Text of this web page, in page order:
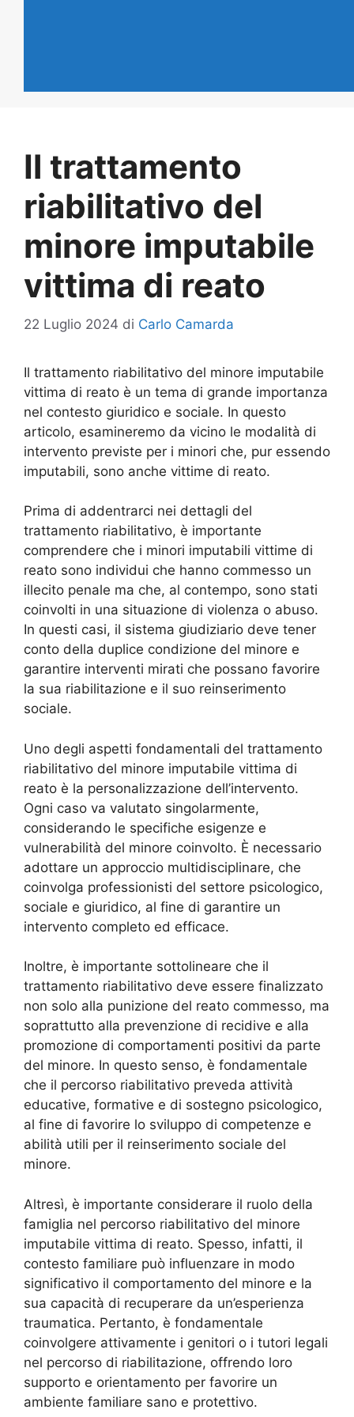
Il trattamento
riabilitativo del
minore imputabile
vittima di reato
22 Luglio 2024 di Carlo Camarda
Il trattamento riabilitativo del minore imputabile
vittima di reato è un tema di grande importanza
nel contesto giuridico e sociale. In questo
articolo, esamineremo da vicino le modalità di
intervento previste per i minori che, pur essendo
imputabili, sono anche vittime di reato.
Prima di addentrarci nei dettagli del
trattamento riabilitativo, è importante
comprendere che i minori imputabili vittime di
reato sono individui che hanno commesso un
illecito penale ma che, al contempo, sono stati
coinvolti in una situazione di violenza o abuso.
In questi casi, il sistema giudiziario deve tener
conto della duplice condizione del minore e
garantire interventi mirati che possano favorire
la sua riabilitazione e il suo reinserimento
sociale.
Uno degli aspetti fondamentali del trattamento
riabilitativo del minore imputabile vittima di
reato è la personalizzazione dell’intervento.
Ogni caso va valutato singolarmente,
considerando le specifiche esigenze e
vulnerabilità del minore coinvolto. È necessario
adottare un approccio multidisciplinare, che
coinvolga professionisti del settore psicologico,
sociale e giuridico, al fine di garantire un
intervento completo ed efficace.
Inoltre, è importante sottolineare che il
trattamento riabilitativo deve essere finalizzato
non solo alla punizione del reato commesso, ma
soprattutto alla prevenzione di recidive e alla
promozione di comportamenti positivi da parte
del minore. In questo senso, è fondamentale
che il percorso riabilitativo preveda attività
educative, formative e di sostegno psicologico,
al fine di favorire lo sviluppo di competenze e
abilità utili per il reinserimento sociale del
minore.
Altresì, è importante considerare il ruolo della
famiglia nel percorso riabilitativo del minore
imputabile vittima di reato. Spesso, infatti, il
contesto familiare può influenzare in modo
significativo il comportamento del minore e la
sua capacità di recuperare da un’esperienza
traumatica. Pertanto, è fondamentale
coinvolgere attivamente i genitori o i tutori legali
nel percorso di riabilitazione, offrendo loro
supporto e orientamento per favorire un
ambiente familiare sano e protettivo.